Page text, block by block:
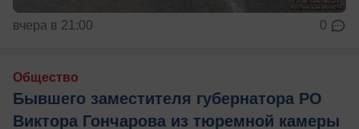
вчера в 21:00 0
Общество
Бывшего заместителя губернатора РО
Виктора Гончарова из тюремной камеры